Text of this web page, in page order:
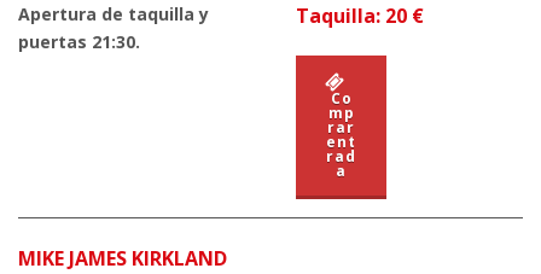
Apertura de taquilla y
puertas 21:30.
Taquilla: 20 €
Co
mp
rar
ent
rad
a
MIKE JAMES KIRKLAND